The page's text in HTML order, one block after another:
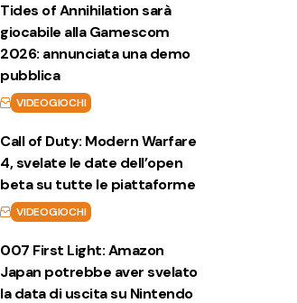
Tides of Annihilation sarà
giocabile alla Gamescom
2026: annunciata una demo
pubblica
VIDEOGIOCHI
Call of Duty: Modern Warfare
4, svelate le date dell’open
beta su tutte le piattaforme
VIDEOGIOCHI
007 First Light: Amazon
Japan potrebbe aver svelato
la data di uscita su Nintendo